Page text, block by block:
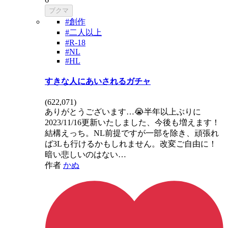
ブクマ
#創作
#二人以上
#R-18
#NL
#HL
すきな人にあいされるガチャ
(622,071)
ありがとうございます…😭半年以上ぶりに
2023/11/16更新いたしました、今後も増えます！
結構えっち。NL前提ですが一部を除き、頑張れ
ば3Lも行けるかもしれません。改変ご自由に！
暗い悲しいのはない…
作者 かぬ